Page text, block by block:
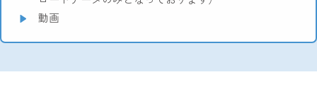
動画